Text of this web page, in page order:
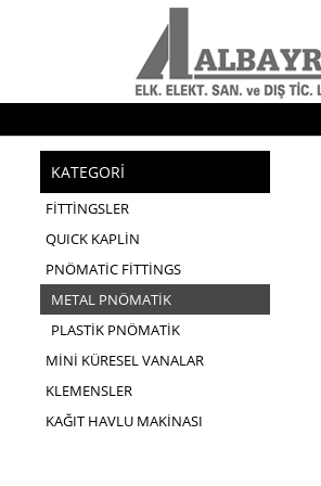
KATEGORİ
FİTTİNGSLER
QUICK KAPLİN
PNÖMATİC FİTTİNGS
METAL PNÖMATİK
PLASTİK PNÖMATİK
MİNİ KÜRESEL VANALAR
KLEMENSLER
KAĞIT HAVLU MAKİNASI